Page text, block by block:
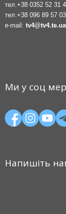
тел. +38 0352 52 31
тел. +38 096 89 57
e-mail: tv4@tv4.te.ua
Ми у соц
Напишіть